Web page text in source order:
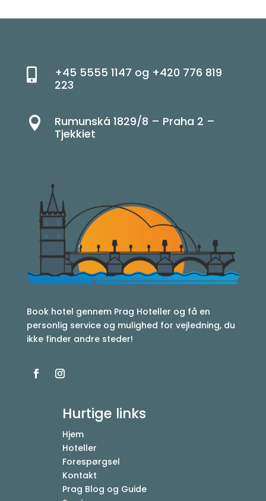

+45 5555 1147 og +420 776 819
223

Rumunská 1829/8 – Praha 2 –
Tjekkiet
Book hotel gennem Prag Hoteller og få en
personlig service og mulighed for vejledning, du
ikke finder andre steder!
Hurtige links
Hjem
Hoteller
Forespørgsel
Kontakt
Prag Blog og Guide